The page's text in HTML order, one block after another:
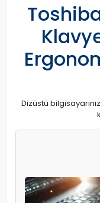
Dizüstü